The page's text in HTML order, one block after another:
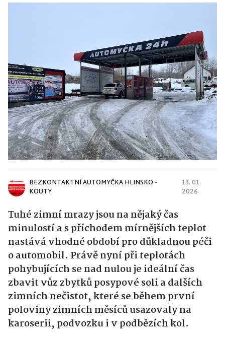
BEZKONTAKTNÍ AUTOMYČKA HLINSKO -
KOUTY
13. 01.
2026
Tuhé zimní mrazy jsou na nějaký čas
minulostí a s příchodem mírnějších teplot
nastává vhodné období pro důkladnou péči
o automobil. Právě nyní při teplotách
pohybujících se nad nulou je ideální čas
zbavit vůz zbytků posypové soli a dalších
zimních nečistot, které se během první
poloviny zimních měsíců usazovaly na
karoserii, podvozku i v podbězích kol.